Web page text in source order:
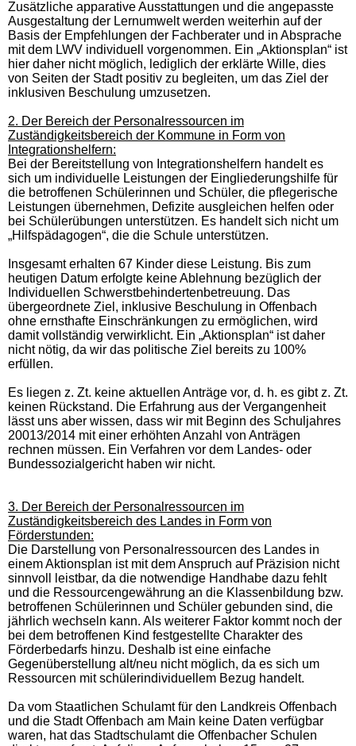
Zusätzliche apparative Ausstattungen und die angepasste
Ausgestaltung der Lern­umwelt werden weiterhin auf der
Basis der Empfehlungen der Fachberater und in Absprache
mit dem LWV individuell vorgenommen. Ein „Aktionsplan“ ist
hier daher nicht möglich, lediglich der erklärte Wille, dies
von Seiten der Stadt positiv zu begleiten, um das Ziel der
inklusiven Beschulung umzusetzen.
2. Der Bereich der Personalressourcen im
Zuständigkeitsbereich der Kommune in Form von
Integrationshelfern:
Bei der Bereitstellung von Integrationshelfern handelt es
sich um individuelle Leistungen der Eingliederungshilfe für
die betroffenen Schülerinnen und Schüler, die pflegerische
Leistungen übernehmen, Defizite ausgleichen helfen oder
bei Schülerübungen unterstützen. Es handelt sich nicht um
„Hilfspädagogen“, die die Schule unterstützen.
Insgesamt erhalten 67 Kinder diese Leistung. Bis zum
heutigen Datum erfolgte keine Ablehnung bezüglich der
Individuellen Schwerstbehindertenbetreuung. Das
übergeordnete Ziel, inklusive Beschulung in Offenbach
ohne ernsthafte Einschränkungen zu ermöglichen, wird
damit vollständig verwirklicht. Ein „Aktionsplan“ ist daher
nicht nötig, da wir das politische Ziel bereits zu 100%
erfüllen.
Es liegen z. Zt. keine aktuellen Anträge vor, d. h. es gibt z. Zt.
keinen Rückstand. Die Erfahrung aus der Vergangenheit
lässt uns aber wissen, dass wir mit Beginn des Schuljahres
20013/2014 mit einer erhöhten Anzahl von Anträgen
rechnen müssen. Ein Verfahren vor dem Landes- oder
Bundessozialgericht haben wir nicht.
3. Der Bereich der Personalressourcen im
Zuständigkeitsbereich des Landes in Form von
Förderstunden:
Die Darstellung von Personalressourcen des Landes in
einem Aktionsplan ist mit dem Anspruch auf Präzision nicht
sinnvoll leistbar, da die notwendige Handhabe dazu fehlt
und die Ressourcengewährung an die Klassenbildung bzw.
betroffenen Schülerinnen und Schüler gebunden sind, die
jährlich wechseln kann. Als weiterer Faktor kommt noch der
bei dem betroffenen Kind festgestellte Charakter des
Förderbedarfs hinzu. Deshalb ist eine einfache
Gegenüberstellung alt/neu nicht möglich, da es sich um
Ressourcen mit schülerindividuellem Bezug handelt.
Da vom Staatlichen Schulamt für den Landkreis Offenbach
und die Stadt Offenbach am Main keine Daten verfügbar
waren, hat das Stadtschulamt die Offenbacher Schulen